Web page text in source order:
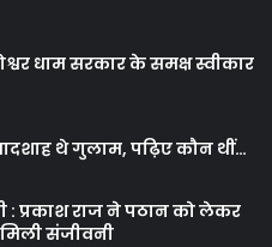
धाम सरकार के समक्ष स्वीकार
थे गुलाम, पढ़िए कौन थीं…
: प्रकाश राज ने पठान को लेकर
संजीवनी